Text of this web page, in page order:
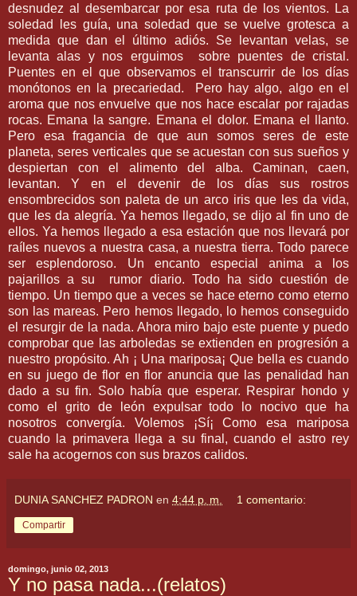
desnudez al desembarcar por esa ruta de los vientos. La
soledad les guía, una soledad que se vuelve grotesca a
medida que dan el último adiós. Se levantan velas, se
levanta alas y nos erguimos sobre puentes de cristal.
Puentes en el que observamos el transcurrir de los días
monótonos en la precariedad. Pero hay algo, algo en el
aroma que nos envuelve que nos hace escalar por rajadas
rocas. Emana la sangre. Emana el dolor. Emana el llanto.
Pero esa fragancia de que aun somos seres de este
planeta, seres verticales que se acuestan con sus sueños y
despiertan con el alimento del alba. Caminan, caen,
levantan. Y en el devenir de los días sus rostros
ensombrecidos son paleta de un arco iris que les da vida,
que les da alegría. Ya hemos llegado, se dijo al fin uno de
ellos. Ya hemos llegado a esa estación que nos llevará por
raíles nuevos a nuestra casa, a nuestra tierra. Todo parece
ser esplendoroso. Un encanto especial anima a los
pajarillos a su rumor diario. Todo ha sido cuestión de
tiempo. Un tiempo que a veces se hace eterno como eterno
son las mareas. Pero hemos llegado, lo hemos conseguido
el resurgir de la nada. Ahora miro bajo este puente y puedo
comprobar que las arboledas se extienden en progresión a
nuestro propósito. Ah ¡ Una mariposa¡ Que bella es cuando
en su juego de flor en flor anuncia que las penalidad han
dado a su fin. Solo había que esperar. Respirar hondo y
como el grito de león expulsar todo lo nocivo que ha
nosotros convergía. Volemos ¡Sí¡ Como esa mariposa
cuando la primavera llega a su final, cuando el astro rey
sale ha acogernos con sus brazos calidos.
DUNIA SANCHEZ PADRON en 4:44 p. m. 1 comentario:
Compartir
domingo, junio 02, 2013
Y no pasa nada...(relatos)